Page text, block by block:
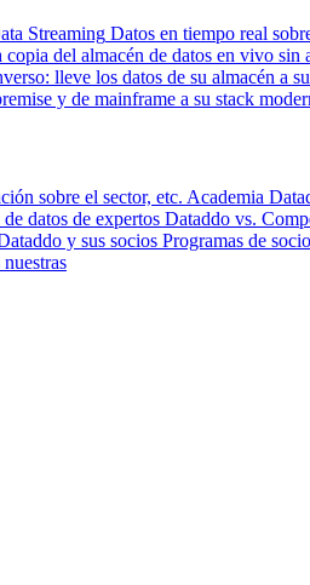
Streaming Datos en tiempo real
copia del almacén de datos en vivo
lleve los datos de su almacén a
y de mainframe a su stack
sobre el sector, etc. Academia
datos de expertos Dataddo vs.
y sus socios Programas de